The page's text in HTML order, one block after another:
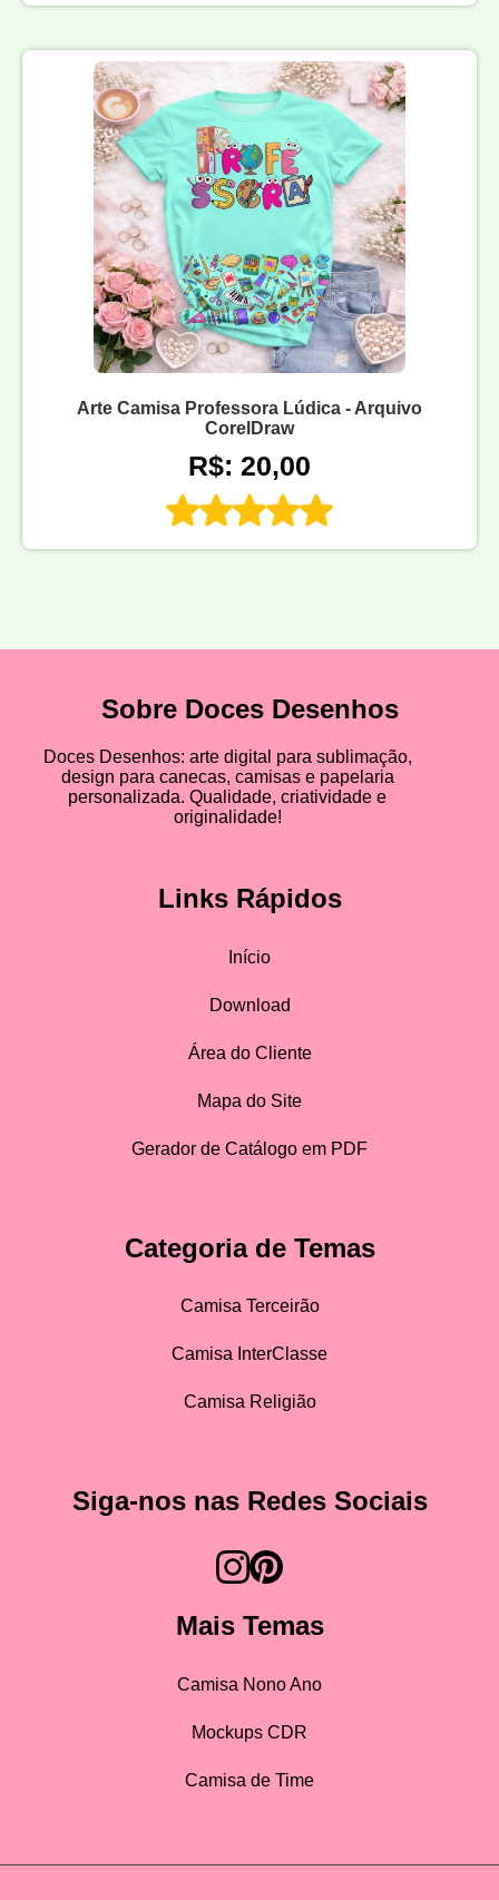
Arte Camisa Professora Lúdica - Arquivo
CorelDraw
R$: 20,00
Sobre Doces Desenhos
Doces Desenhos: arte digital para sublimação,
design para canecas, camisas e papelaria
personalizada. Qualidade, criatividade e
originalidade!
Links Rápidos
Início
Download
Área do Cliente
Mapa do Site
Gerador de Catálogo em PDF
Categoria de Temas
Camisa Terceirão
Camisa InterClasse
Camisa Religião
Siga-nos nas Redes Sociais
Mais Temas
Camisa Nono Ano
Mockups CDR
Camisa de Time